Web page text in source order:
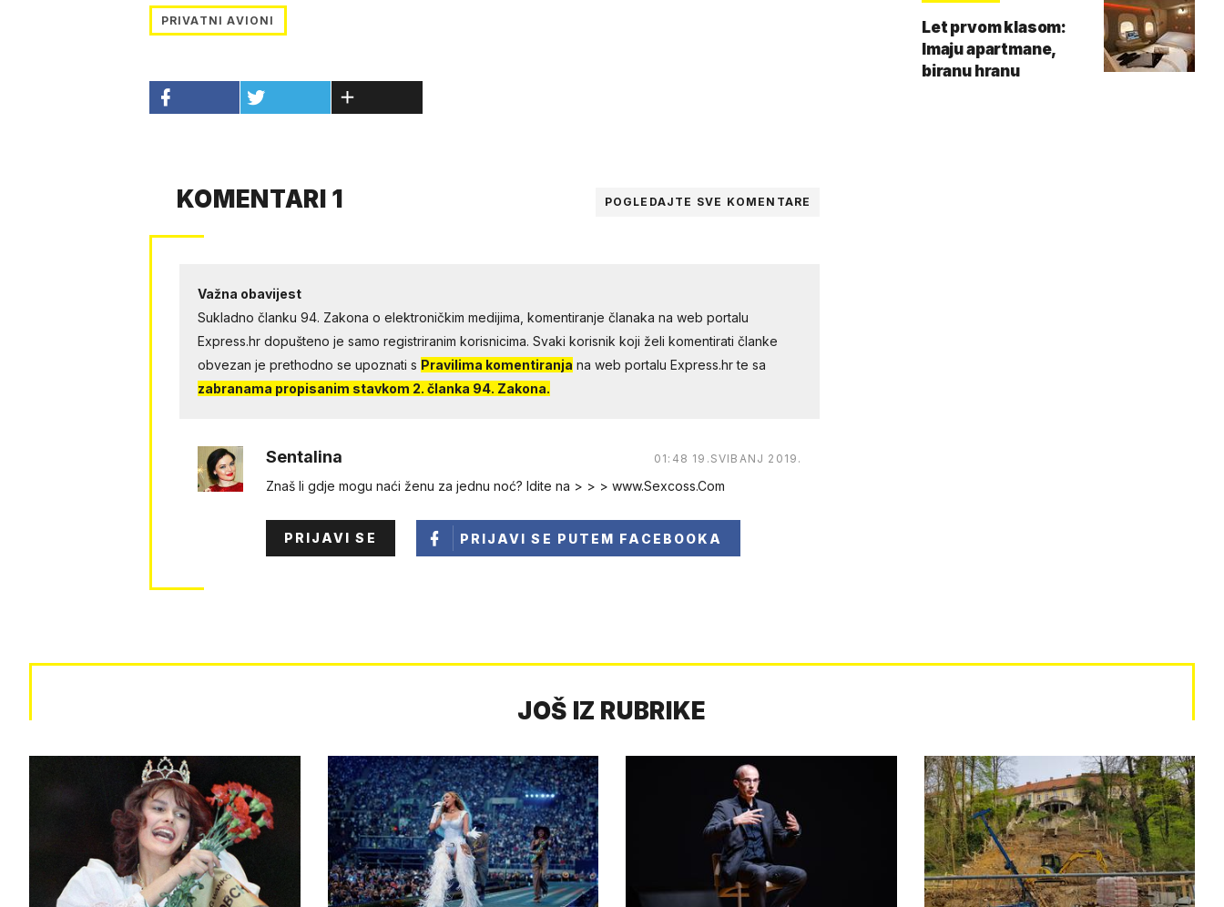
PRIVATNI AVIONI
KOMENTARI 1 POGLEDAJTE SVE KOMENTARE
Važna obavijest
Sukladno članku 94. Zakona o elektroničkim medijima, komentiranje članaka na web portalu
Express.hr dopušteno je samo registriranim korisnicima. Svaki korisnik koji želi komentirati članke
obvezan je prethodno se upoznati s Pravilima komentiranja na web portalu Express.hr te sa
zabranama propisanim stavkom 2. članka 94. Zakona.
Sentalina 01:48 19.SVIBANJ 2019.
Znaš li gdje mogu naći ženu za jednu noć? Idite na > > > www.Sexcoss.Com
PRIJAVI SE PRIJAVI SE PUTEM FACEBOOKA
Let prvom klasom:
Imaju apartmane,
biranu hranu
JOŠ IZ RUBRIKE